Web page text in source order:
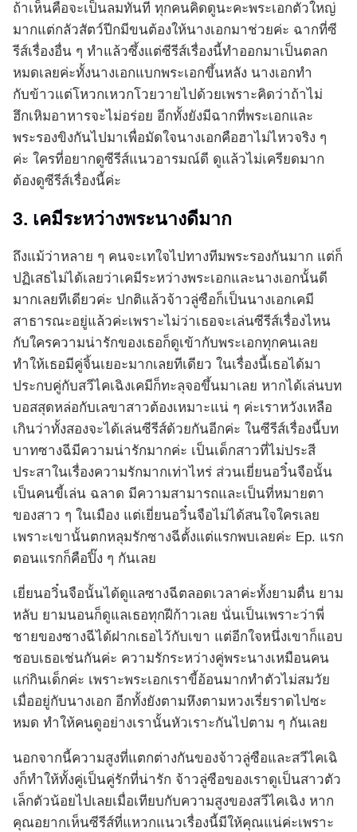
ถ้าเห็นคือจะเป็นลมทันที ทุกคนคิดดูนะคะพระเอกตัวใหญ่
มากแต่กลัวสัตว์ปีกมีขนต้องให้นางเอกมาช่วยค่ะ ฉากที่ซี
รีส์เรื่องอื่น ๆ ทำแล้วซึ้งแต่ซีรีส์เรื่องนี้ทำออกมาเป็นตลก
หมดเลยค่ะทั้งนางเอกแบกพระเอกขึ้นหลัง นางเอกทำ
กับข้าวแต่โหวกเหวกโวยวายไปด้วยเพราะคิดว่าถ้าไม่
ฮึกเหิมอาหารจะไม่อร่อย อีกทั้งยังมีฉากที่พระเอกและ
พระรองขิงกันไปมาเพื่อมัดใจนางเอกคือฮาไม่ไหวจริง ๆ
ค่ะ ใครที่อยากดูซีรีส์แนวอารมณ์ดี ดูแล้วไม่เครียดมาก
ต้องดูซีรีส์เรื่องนี้ค่ะ
3. เคมีระหว่างพระนางดีมาก
ถึงแม้ว่าหลาย ๆ คนจะเทใจไปทางทีมพระรองกันมาก แต่ก็
ปฏิเสธไม่ได้เลยว่าเคมีระหว่างพระเอกและนางเอกนั้นดี
มากเลยทีเดียวค่ะ ปกติแล้วจ้าวลู่ซือก็เป็นนางเอกเคมี
สาธารณะอยู่แล้วค่ะเพราะไม่ว่าเธอจะเล่นซีรีส์เรื่องไหน
กับใครความน่ารักของเธอก็ดูเข้ากับพระเอกทุกคนเลย
ทำให้เธอมีคู่จิ้นเยอะมากเลยทีเดียว ในเรื่องนี้เธอได้มา
ประกบคู่กับสวีไคเฉิงเคมีก็ทะลุจอขึ้นมาเลย หากได้เล่นบท
บอสสุดหล่อกับเลขาสาวต้องเหมาะแน่ ๆ ค่ะเราหวังเหลือ
เกินว่าทั้งสองจะได้เล่นซีรีส์ด้วยกันอีกค่ะ ในซีรีส์เรื่องนี้บท
บาทซางฉีมีความน่ารักมากค่ะ เป็นเด็กสาวที่ไม่ประสี
ประสาในเรื่องความรักมากเท่าไหร่ ส่วนเยี่ยนอวิ๋นจือนั้น
เป็นคนขี้เล่น ฉลาด มีความสามารถและเป็นที่หมายตา
ของสาว ๆ ในเมือง แต่เยี่ยนอวิ๋นจือไม่ได้สนใจใครเลย
เพราะเขานั้นตกหลุมรักซางฉีตั้งแต่แรกพบเลยค่ะ Ep. แรก
ตอนแรกก็คือปิ๊ง ๆ กันเลย
เยี่ยนอวิ๋นจือนั้นได้ดูแลซางฉีตลอดเวลาค่ะทั้งยามตื่น ยาม
หลับ ยามนอนก็ดูแลเธอทุกฝีก้าวเลย นั่นเป็นเพราะว่าพี่
ชายของซางฉีได้ฝากเธอไว้กับเขา แต่อีกใจหนึ่งเขาก็แอบ
ชอบเธอเช่นกันค่ะ ความรักระหว่างคู่พระนางเหมือนคน
แก่กินเด็กค่ะ เพราะพระเอกเราขี้อ้อนมากทำตัวไม่สมวัย
เมื่ออยู่กับนางเอก อีกทั้งยังตามหึงตามหวงเรี่ยราดไปซะ
หมด ทำให้คนดูอย่างเรานั้นหัวเราะกันไปตาม ๆ กันเลย
นอกจากนี้ความสูงที่แตกต่างกันของจ้าวลู่ซือและสวีไคเฉิ
งก็ทำให้ทั้งคู่เป็นคู่รักที่น่ารัก จ้าวลู่ซือของเราดูเป็นสาวตัว
เล็กตัวน้อยไปเลยเมื่อเทียบกับความสูงของสวีไคเฉิง หาก
คุณอยากเห็นซีรีส์ที่แหวกแนวเรื่องนี้มีให้คุณแน่ค่ะเพราะ